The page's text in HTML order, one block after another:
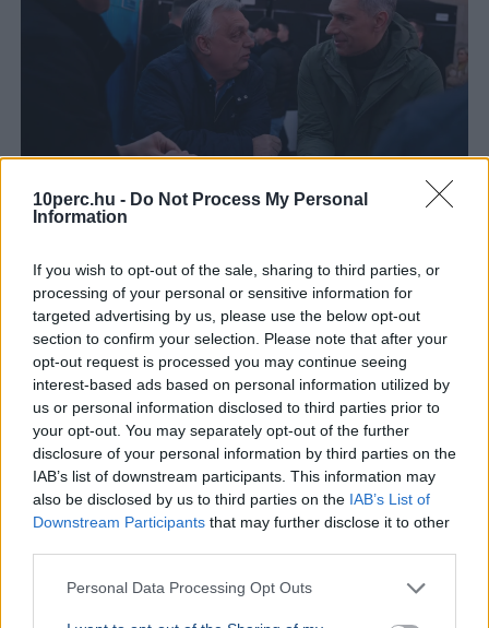
10perc.hu - Do Not Process My Personal
Information
If you wish to opt-out of the sale, sharing to third parties, or
processing of your personal or sensitive information for
targeted advertising by us, please use the below opt-out
section to confirm your selection. Please note that after your
opt-out request is processed you may continue seeing
interest-based ads based on personal information utilized by
us or personal information disclosed to third parties prior to
your opt-out. You may separately opt-out of the further
disclosure of your personal information by third parties on the
IAB’s list of downstream participants. This information may
also be disclosed by us to third parties on the IAB’s List of
Downstream Participants that may further disclose it to other
Personal Data Processing Opt Outs
Négy jelölt közül választhat a Magyar Tenisz Szövetség
új elnököt szeptember 26-án, Lázár János májusi
lemondása után. Bővebben...
Ajánljuk még
BELFÖLD 2026. augusztus 7.
Pósfai Gábor: közel 900 egykori rendőr térne
vissza a testülethez